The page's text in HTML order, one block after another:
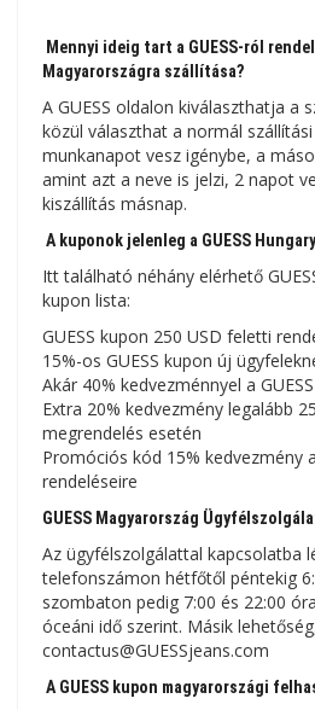
Mennyi ideig tart a GUESS-ról
Magyarországra szállítása?
A GUESS oldalon kiválaszthatja a
közül választhat a normál
munkanapot vesz igénybe, a
amint azt a neve is jelzi, 2 napot
kiszállítás másnap.
A kuponok jelenleg a GUESS
Itt található néhány elérhető
kupon lista:
GUESS kupon 250 USD feletti
15%-os GUESS kupon új
Akár 40% kedvezménnyel a GUESS
Extra 20% kedvezmény legalább
megrendelés esetén
Promóciós kód 15% kedvezmény
rendeléseire
GUESS Magyarország
Az ügyfélszolgálattal kapcsolatba
telefonszámon hétfőtől péntekig
szombaton pedig 7:00 és 22:00
óceáni idő szerint. Másik
contactus@GUESSjeans.com
A GUESS kupon magyarországi